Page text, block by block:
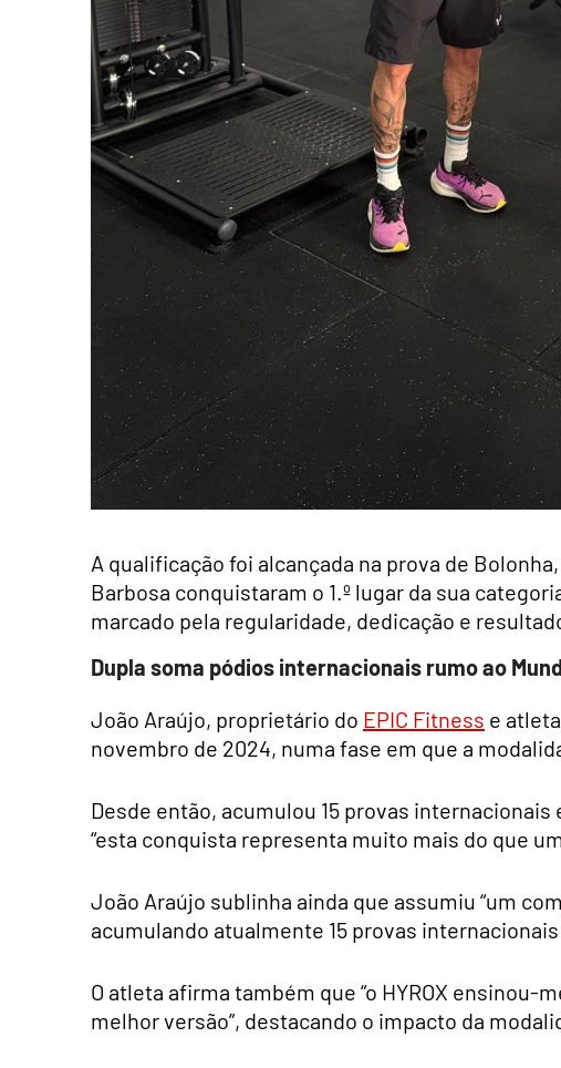
A qualificação foi alcançada na prova de
Barbosa conquistaram o 1.º lugar da sua
marcado pela regularidade, dedicação e
Dupla soma pódios internacionais rumo ao
João Araújo, proprietário do EPIC Fitness e
novembro de 2024, numa fase em que a
Desde então, acumulou 15 provas
“esta conquista representa muito mais do que
João Araújo sublinha ainda que assumiu “um
acumulando atualmente 15 provas
O atleta afirma também que “o HYROX ensinou-
melhor versão”, destacando o impacto da